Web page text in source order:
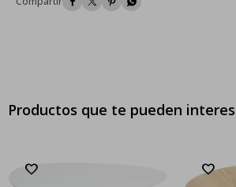
Productos que te pueden